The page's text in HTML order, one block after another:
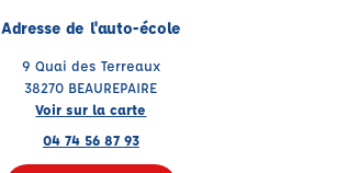
Adresse de l'auto-école
9 Quai des Terreaux
38270 BEAUREPAIRE
Voir sur la carte
04 74 56 87 93